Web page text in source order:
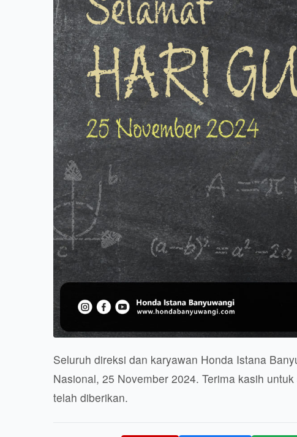
Seluruh direksi dan karyawan Honda Istana
Nasional, 25 November 2024. Terima kasih
telah diberikan.